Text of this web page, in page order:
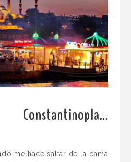
me hace saltar de la cama